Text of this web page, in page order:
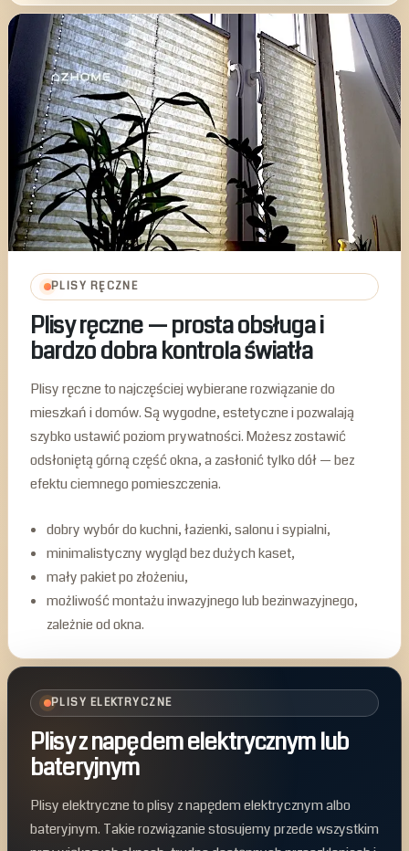
PLISY RĘCZNE
Plisy ręczne — prosta obsługa i
bardzo dobra kontrola światła
Plisy ręczne to najczęściej wybierane rozwiązanie do
mieszkań i domów. Są wygodne, estetyczne i pozwalają
szybko ustawić poziom prywatności. Możesz zostawić
odsłoniętą górną część okna, a zasłonić tylko dół — bez
efektu ciemnego pomieszczenia.
dobry wybór do kuchni, łazienki, salonu i sypialni,
minimalistyczny wygląd bez dużych kaset,
mały pakiet po złożeniu,
możliwość montażu inwazyjnego lub bezinwazyjnego,
zależnie od okna.
PLISY ELEKTRYCZNE
Plisy z napędem elektrycznym lub
bateryjnym
Plisy elektryczne to plisy z napędem elektrycznym albo
bateryjnym. Takie rozwiązanie stosujemy przede wszystkim